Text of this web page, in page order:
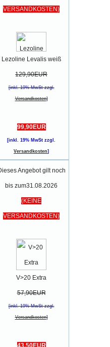
VERSANDKOSTEN)
Lezoline Levalis weiß
129,90EUR
[inkl. 19% MwSt zzgl.
Versandkosten]
99,90EUR
[inkl. 19% MwSt zzgl.
Versandkosten]
Angebot gilt noch
bis zum31.08.2026
(KEINE
VERSANDKOSTEN)
V>20 Extra
57,90EUR
[inkl. 19% MwSt zzgl.
Versandkosten]
43,50EUR